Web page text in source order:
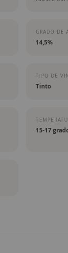
GRADO DE
14,5%
TIPO DE
Tinto
15-17